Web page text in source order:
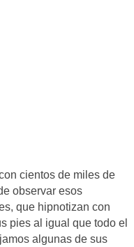
cientos de miles de
observar esos
que hipnotizan con
pies al igual que todo el
algunas de sus